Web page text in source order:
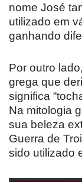
nome José
utilizado em
ganhando
Por outro
grega que
significa
Na mitologia
sua beleza
Guerra de
sido utilizado